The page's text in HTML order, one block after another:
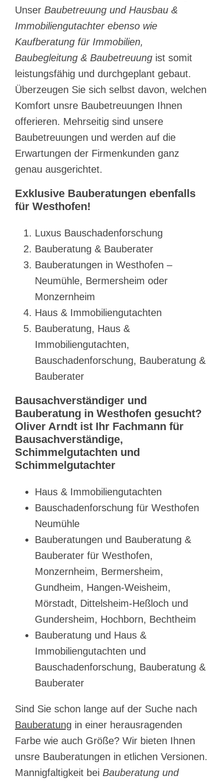
Unser Baubetreuung und Hausbau &
Immobiliengutachter ebenso wie
Kaufberatung für Immobilien,
Baubegleitung & Baubetreuung ist somit
leistungsfähig und durchgeplant gebaut.
Überzeugen Sie sich selbst davon, welchen
Komfort unsre Baubetreuungen Ihnen
offerieren. Mehrseitig sind unsere
Baubetreuungen und werden auf die
Erwartungen der Firmenkunden ganz
genau ausgerichtet.
Exklusive Bauberatungen ebenfalls
für Westhofen!
Luxus Bauschadenforschung
Bauberatung & Bauberater
Bauberatungen in Westhofen –
Neumühle, Bermersheim oder
Monzernheim
Haus & Immobiliengutachten
Bauberatung, Haus &
Immobiliengutachten,
Bauschadenforschung, Bauberatung &
Bauberater
Bausachverständiger und
Bauberatung in Westhofen gesucht?
Oliver Arndt ist Ihr Fachmann für
Bausachverständige,
Schimmelgutachten und
Schimmelgutachter
Haus & Immobiliengutachten
Bauschadenforschung für Westhofen
Neumühle
Bauberatungen und Bauberatung &
Bauberater für Westhofen,
Monzernheim, Bermersheim,
Gundheim, Hangen-Weisheim,
Mörstadt, Dittelsheim-Heßloch und
Gundersheim, Hochborn, Bechtheim
Bauberatung und Haus &
Immobiliengutachten und
Bauschadenforschung, Bauberatung &
Bauberater
Sind Sie schon lange auf der Suche nach
Bauberatung in einer herausragenden
Farbe wie auch Größe? Wir bieten Ihnen
unsre Bauberatungen in etlichen Versionen.
Mannigfaltigkeit bei Bauberatung und